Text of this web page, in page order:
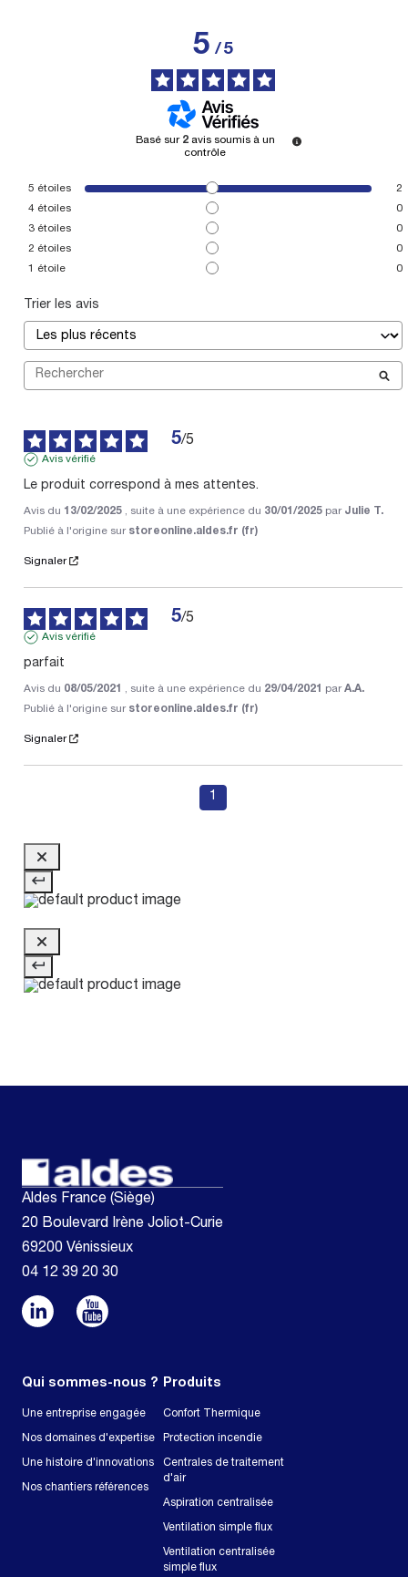
5/5
Basé sur 2 avis soumis à un
contrôle
5 étoiles
2
4 étoiles
0
3 étoiles
0
2 étoiles
0
1 étoile 0
Trier les avis
5/5
Avis vérifié
Le produit correspond à mes attentes.
Avis du 13/02/2025 , suite à une expérience du 30/01/2025 par Julie T.
Publié à l'origine sur storeonline.aldes.fr (fr)
Signaler
5/5
Avis vérifié
parfait
Avis du 08/05/2021 , suite à une expérience du 29/04/2021 parA.A.
Publié à l'origine sur storeonline.aldes.fr (fr)
Signaler
1
Aldes France (Siège)
20 Boulevard Irène Joliot-Curie
69200 Vénissieux
04 12 39 20 30
Qui sommes-nous ?
Une entreprise engagée
Nos domaines d'expertise
Une histoire d'innovations
Nos chantiers références
Produits
Confort Thermique
Protection incendie
Centrales de traitement
d'air
Aspiration centralisée
Ventilation simple flux
Ventilation centralisée
simple flux